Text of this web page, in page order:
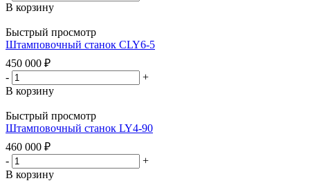
В корзину
Быстрый просмотр
Штамповочный станок CLY6-5
450 000 ₽
-
+
В корзину
Быстрый просмотр
Штамповочный станок LY4-90
460 000 ₽
-
+
В корзину